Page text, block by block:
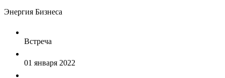
Энергия Бизнеса
Встреча
01 января 2022